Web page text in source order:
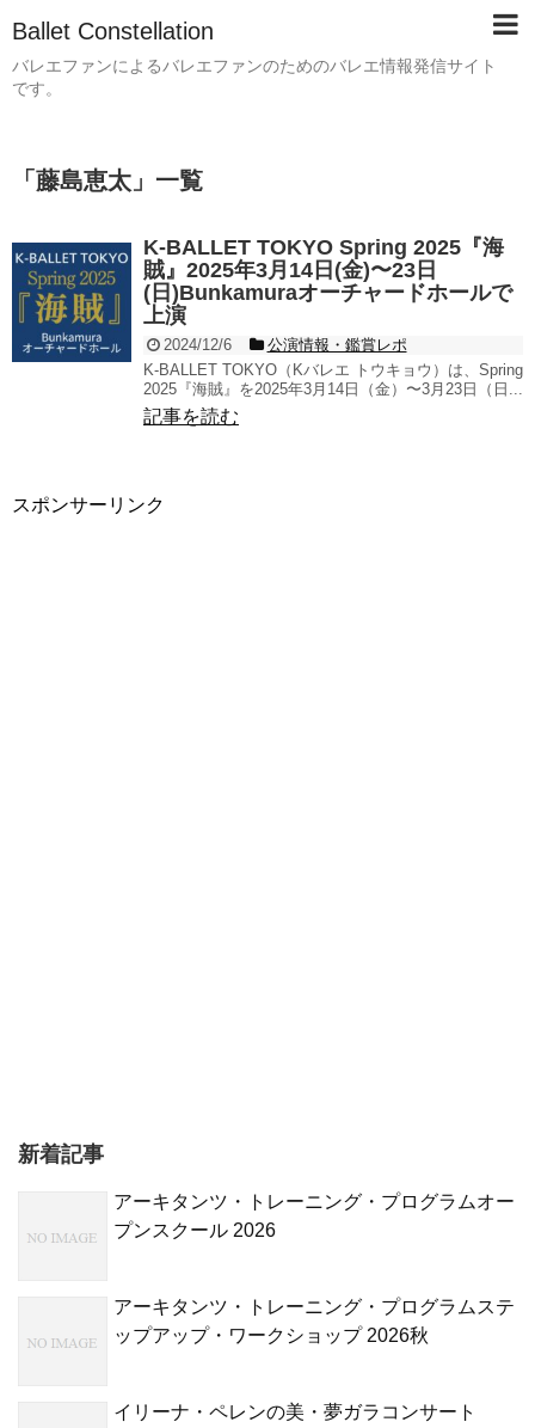
Ballet Constellation
バレエファンによるバレエファンのためのバレエ情報発信サイト
です。
「 藤島恵太 」 一覧
K-BALLET TOKYO Spring 2025『海
賊』2025年3月14日(金)〜23日
(日)Bunkamuraオーチャードホールで
上演
2024/12/6
公演情報・鑑賞レポ
K-BALLET TOKYO（Kバレエ トウキョウ）は、Spring
2025『海賊』を2025年3月14日（金）〜3月23日（日...
記事を読む
スポンサーリンク
新着記事
アーキタンツ・トレーニング・プログラムオー
プンスクール 2026
アーキタンツ・トレーニング・プログラムステ
ップアップ・ワークショップ 2026秋
イリーナ・ペレンの美・夢ガラコンサート